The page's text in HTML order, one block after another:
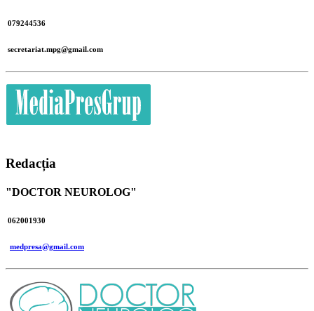
079244536
secretariat.mpg@gmail.com
Redacția
"DOCTOR NEUROLOG"
062001930
medpresa@gmail.com